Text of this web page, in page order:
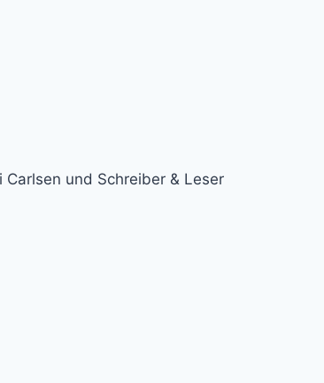
und Schreiber & Leser